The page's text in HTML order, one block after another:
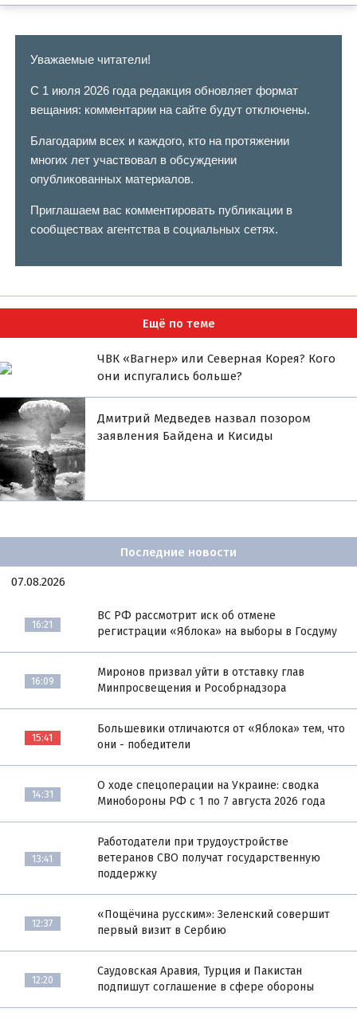
Уважаемые читатели!
С 1 июля 2026 года редакция обновляет формат
вещания: комментарии на сайте будут отключены.
Благодарим всех и каждого, кто на протяжении
многих лет участвовал в обсуждении
опубликованных материалов.
Приглашаем вас комментировать публикации в
сообществах агентства в социальных сетях.
Ещё по теме
ЧВК «Вагнер» или Северная Корея? Кого
они испугались больше?
Дмитрий Медведев назвал позором
заявления Байдена и Кисиды
Последние новости
07.08.2026
16:21
ВС РФ рассмотрит иск об отмене
регистрации «Яблока» на выборы в Госдуму
16:09
Миронов призвал уйти в отставку глав
Минпросвещения и Рособрнадзора
15:41
Большевики отличаются от «Яблока» тем, что
они - победители
14:31
О ходе спецоперации на Украине: сводка
Минобороны РФ с 1 по 7 августа 2026 года
13:41
Работодатели при трудоустройстве
ветеранов СВО получат государственную
поддержку
12:37
«Пощёчина русским»: Зеленский совершит
первый визит в Сербию
12:20
Саудовская Аравия, Турция и Пакистан
подпишут соглашение в сфере обороны